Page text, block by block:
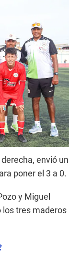
derecha, envió un
poner el 3 a 0.
y Miguel
los tres maderos